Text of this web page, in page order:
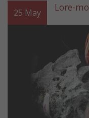
25 May Lore-